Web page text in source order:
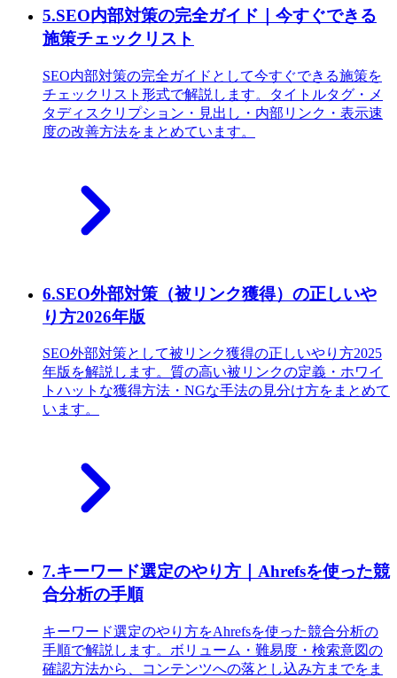
5.SEO内部対策の完全ガイド｜今すぐできる
施策チェックリスト
SEO内部対策の完全ガイドとして今すぐできる施策を
チェックリスト形式で解説します。タイトルタグ・メ
タディスクリプション・見出し・内部リンク・表示速
度の改善方法をまとめています。
6.SEO外部対策（被リンク獲得）の正しいや
り方2026年版
SEO外部対策として被リンク獲得の正しいやり方2025
年版を解説します。質の高い被リンクの定義・ホワイ
トハットな獲得方法・NGな手法の見分け方をまとめて
います。
7.キーワード選定のやり方｜Ahrefsを使った競
合分析の手順
キーワード選定のやり方をAhrefsを使った競合分析の
手順で解説します。ボリューム・難易度・検索意図の
確認方法から、コンテンツへの落とし込み方までをま